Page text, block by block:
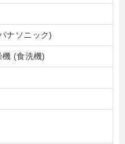
ナソニック)
機 (食洗機)